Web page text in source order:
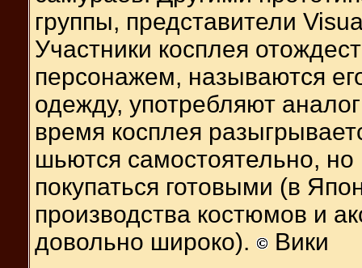
группы, представители
Участники косплея
персонажем, называются
одежду, употребляют
время косплея
шьются самостоятельно, но
покупаться готовыми (в
производства костюмов и
довольно широко).
Вики